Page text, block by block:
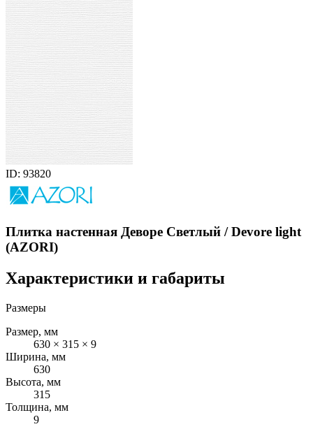
ID: 93820
Плитка настенная Деворе Светлый / Devore light
(AZORI)
Характеристики и габариты
Размеры
Размер, мм
630 × 315 × 9
Ширина, мм
630
Высота, мм
315
Толщина, мм
9